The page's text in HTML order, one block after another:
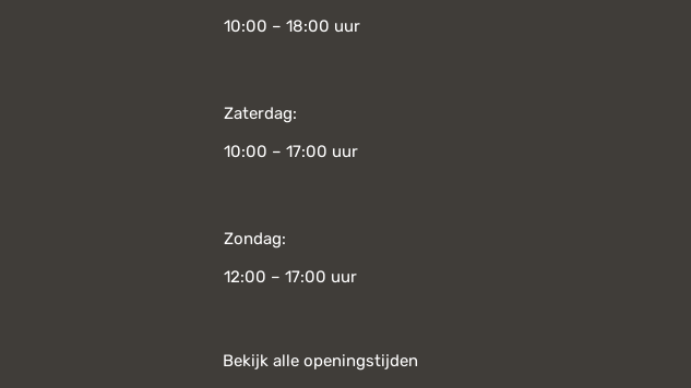
10:00 – 18:00 uur
Zaterdag:
10:00 – 17:00 uur
Zondag:
12:00 – 17:00 uur
Bekijk alle openingstijden